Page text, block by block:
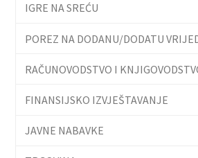
IGRE NA SREĆU
POREZ NA DODANU/DODATU
RAČUNOVODSTVO I
FINANSIJSKO IZVJEŠTAVANJE
JAVNE NABAVKE